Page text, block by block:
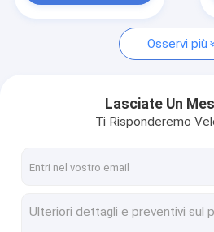
Mini Color Sorter
Selezionatore di colore del
Bean Color Sorter
Osservi più
Lasciate Un
Ti Risponderemo